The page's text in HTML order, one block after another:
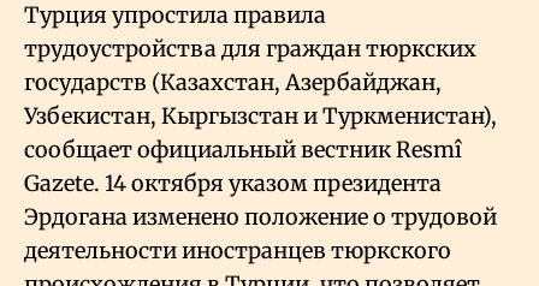
О нас
Все новости
Турция упростила правила
трудоустройства для граждан тюркских
государств (Казахстан, Азербайджан,
Узбекистан, Кыргызстан и Туркменистан),
сообщает официальный вестник Resmî
Gazete. 14 октября указом президента
Эрдогана изменено положение о трудовой
деятельности иностранцев тюркского